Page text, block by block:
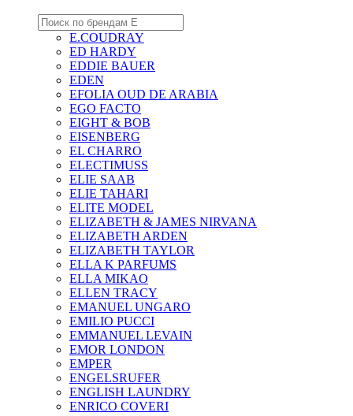
E.COUDRAY
ED HARDY
EDDIE BAUER
EDEN
EFOLIA OUD DE ARABIA
EGO FACTO
EIGHT & BOB
EISENBERG
EL CHARRO
ELECTIMUSS
ELIE SAAB
ELIE TAHARI
ELITE MODEL
ELIZABETH & JAMES NIRVANA
ELIZABETH ARDEN
ELIZABETH TAYLOR
ELLA K PARFUMS
ELLA MIKAO
ELLEN TRACY
EMANUEL UNGARO
EMILIO PUCCI
EMMANUEL LEVAIN
EMOR LONDON
EMPER
ENGELSRUFER
ENGLISH LAUNDRY
ENRICO COVERI